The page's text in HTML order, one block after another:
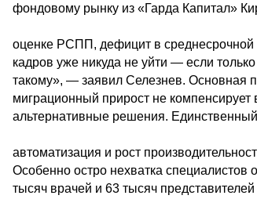
фондовому рынку из «Гарда Капитал»
оценке РСПП, дефицит в среднесрочной
кадров уже никуда не уйти — если
такому», — заявил Селезнев. Основная
миграционный прирост не компенсирует
альтернативные решения.
автоматизация и рост
Особенно остро нехватка
тысяч врачей и 63 тысяч